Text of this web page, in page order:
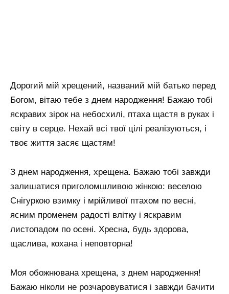
Дорогий мій хрещений, названий мій батько перед
Богом, вітаю тебе з днем ​​народження! Бажаю тобі
яскравих зірок на небосхилі, птаха щастя в руках і
світу в серце. Нехай всі твої цілі реалізуються, і
твоє життя засяє щастям!
З днем ​​народження, хрещена. Бажаю тобі завжди
залишатися приголомшливою жінкою: веселою
Снігуркою взимку і мрійливої ​​птахом по весні,
ясним променем радості влітку і яскравим
листопадом по осені. Хресна, будь здорова,
щаслива, кохана і неповторна!
Моя обожнювана хрещена, з днем ​​народження!
Бажаю ніколи не розчаровуватися і завжди бачити